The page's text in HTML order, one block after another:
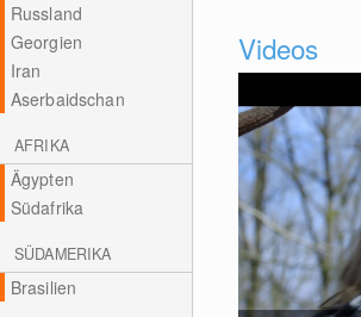
Russland
Georgien
Iran
Aserbaidschan
AFRIKA
Ägypten
Südafrika
SÜDAMERIKA
Brasilien
Videos